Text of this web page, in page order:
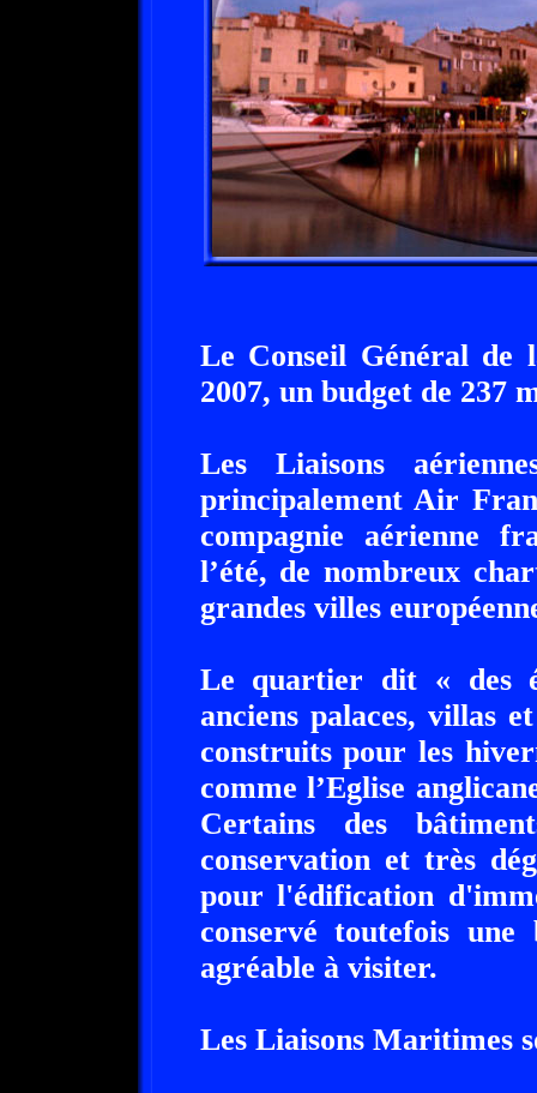
Le Conseil Général de
2007, un budget de 237
Les Liaisons
principalement Air
compagnie aérienne
l’été, de nombreux
grandes villes
Le quartier dit « des
anciens palaces, villas
construits pour les
comme l’Eglise
Certains des
conservation et très
pour l'édification
conservé toutefois
agréable à visiter.
Les Liaisons Maritimes